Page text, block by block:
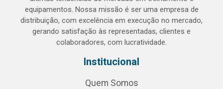
equipamentos. Nossa missão é ser uma empresa de
distribuição, com excelência em execução no mercado,
gerando satisfação às representadas, clientes e
colaboradores, com lucratividade.
Institucional
Quem Somos